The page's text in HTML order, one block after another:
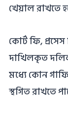
খেয়াল রাখতে
কোর্ট ফি,
দাখিলকৃত
মধ্যে কোন
স্থগিত রাখতে